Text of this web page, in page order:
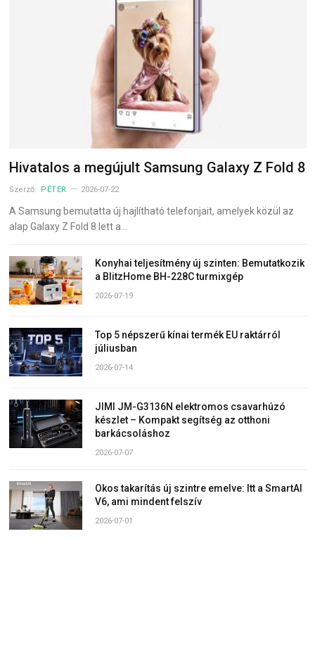
Hivatalos a megújult Samsung Galaxy Z Fold 8
Szerző: PÉTER 2026-07-22
A Samsung bemutatta új hajlítható telefonjait, amelyek közül az
alap Galaxy Z Fold 8 lett a…
Konyhai teljesítmény új szinten: Bemutatkozik
a BlitzHome BH-228C turmixgép
2026-07-19
Top 5 népszerű kínai termék EU raktárról
júliusban
2026-07-14
JIMI JM-G3136N elektromos csavarhúzó
készlet – Kompakt segítség az otthoni
barkácsoláshoz
2026-07-07
Okos takarítás új szintre emelve: Itt a SmartAI
V6, ami mindent felszív
2026-07-01